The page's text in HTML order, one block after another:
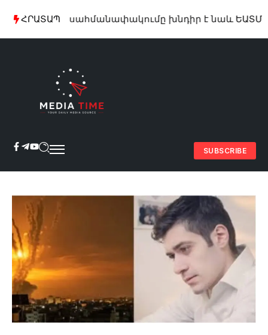
ՀՐԱՏԱՊսահմանափակումը խնդիր է նաև ԵԱՏՄ-ի
SUBSCRIBE